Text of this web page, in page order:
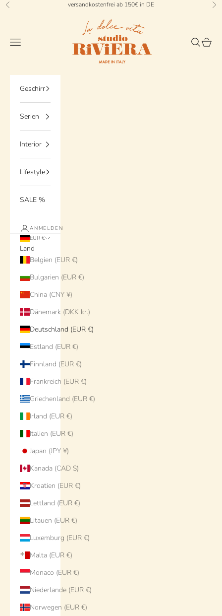
Zum Inhalt springen
Zurück versandkostenfrei ab 150€ in DE Vor
StudioRiviera
Menü Suchen
Geschirr
Serien
Interior
Lifestyle
SALE %
ANMELDEN
EUR €
Land
Belgien (EUR €)
Bulgarien (EUR €)
China (CNY ¥)
Dänemark (DKK kr.)
Deutschland (EUR €)
Estland (EUR €)
Finnland (EUR €)
Frankreich (EUR €)
Griechenland (EUR €)
Irland (EUR €)
Italien (EUR €)
Japan (JPY ¥)
Kanada (CAD $)
Kroatien (EUR €)
Lettland (EUR €)
Litauen (EUR €)
Luxemburg (EUR €)
Malta (EUR €)
Monaco (EUR €)
Niederlande (EUR €)
Norwegen (EUR €)